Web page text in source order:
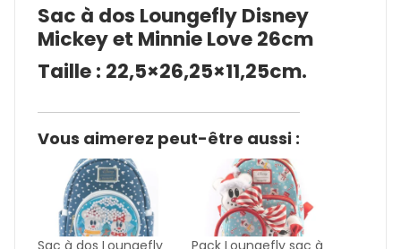
Sac à dos Loungefly Disney
Mickey et Minnie Love 26cm
Taille : 22,5×26,25×11,25cm.
Vous aimerez peut-être aussi :
Sac à dos Loungefly
Pack Loungefly sac à